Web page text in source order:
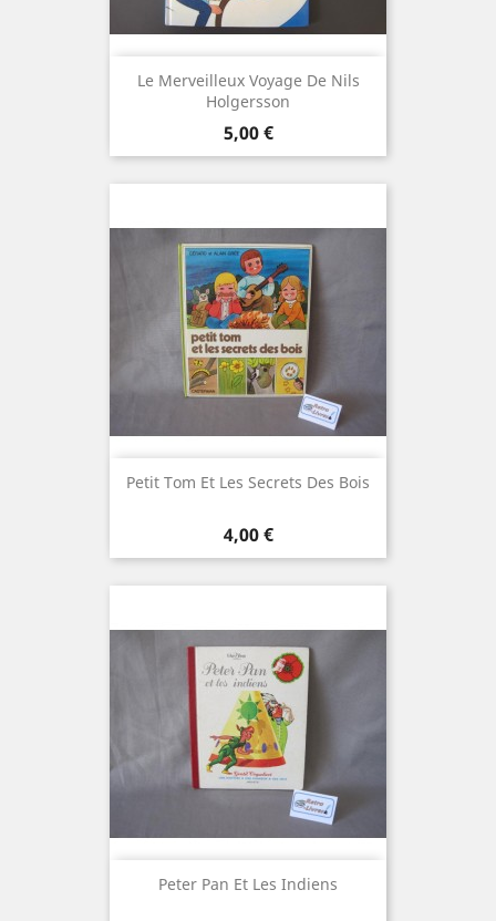
Le Merveilleux Voyage De Nils
Holgersson
Prix
5,00 €
Petit Tom Et Les Secrets Des Bois
Prix
4,00 €
Peter Pan Et Les Indiens